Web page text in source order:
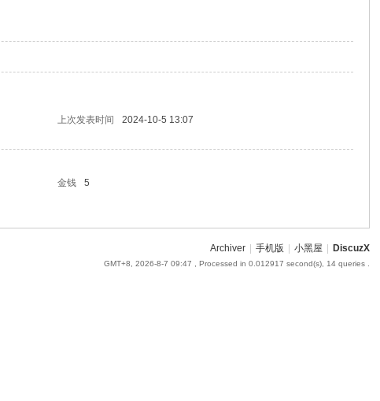
上次发表时间
2024-10-5 13:07
金钱
5
Archiver 手机版 小黑屋 DiscuzX
GMT+8, 2026-8-7 09:47 , Processed in 0.012917 second(s), 14 queries .